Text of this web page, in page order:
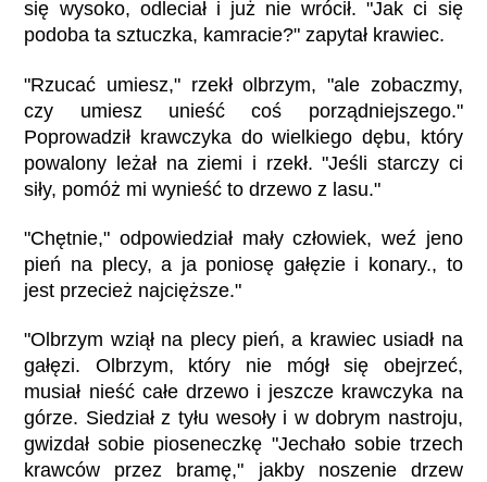
się wysoko, odleciał i już nie wrócił. "Jak ci się
podoba ta sztuczka, kamracie?" zapytał krawiec.
"Rzucać umiesz," rzekł olbrzym, "ale zobaczmy,
czy umiesz unieść coś porządniejszego."
Poprowadził krawczyka do wielkiego dębu, który
powalony leżał na ziemi i rzekł. "Jeśli starczy ci
siły, pomóż mi wynieść to drzewo z lasu."
"Chętnie," odpowiedział mały człowiek, weź jeno
pień na plecy, a ja poniosę gałęzie i konary., to
jest przecież najcięższe."
"Olbrzym wziął na plecy pień, a krawiec usiadł na
gałęzi. Olbrzym, który nie mógł się obejrzeć,
musiał nieść całe drzewo i jeszcze krawczyka na
górze. Siedział z tyłu wesoły i w dobrym nastroju,
gwizdał sobie pioseneczkę "Jechało sobie trzech
krawców przez bramę," jakby noszenie drzew